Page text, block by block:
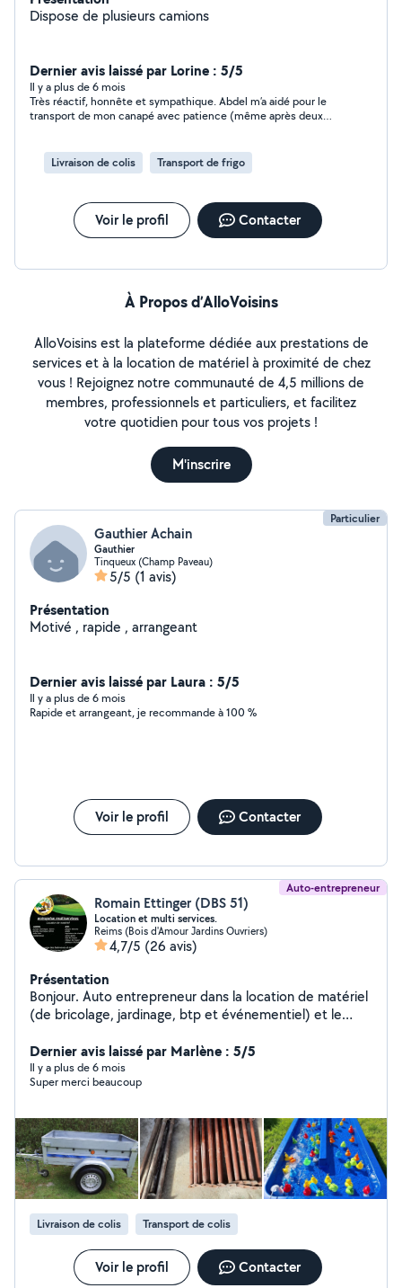
Dispose de plusieurs camions
Dernier avis laissé par Lorine : 5/5
Il y a plus de 6 mois
Très réactif, honnête et sympathique. Abdel m’a aidé pour le
transport de mon canapé avec patience (même après deux
Livraison de colis
Transport de frigo
Voir le profil Contacter
À Propos d’AlloVoisins
AlloVoisins est la plateforme dédiée aux prestations de
services et à la location de matériel à proximité de chez
vous ! Rejoignez notre communauté de 4,5 millions de
membres, professionnels et particuliers, et facilitez
votre quotidien pour tous vos projets !
M'inscrire
Particulier
Gauthier Achain
Gauthier
Tinqueux (Champ Paveau)
5/5 (1 avis)
Présentation
Motivé , rapide , arrangeant
Dernier avis laissé par Laura : 5/5
Il y a plus de 6 mois
Rapide et arrangeant, je recommande à 100 %
Voir le profil Contacter
Auto-entrepreneur
Romain Ettinger (DBS 51)
Location et multi services.
Reims (Bois d'Amour Jardins Ouvriers)
4,7/5 (26 avis)
Présentation
Bonjour. Auto entrepreneur dans la location de matériel
(de bricolage, jardinage, btp et événementiel) et le
Dernier avis laissé par Marlène : 5/5
Il y a plus de 6 mois
Super merci beaucoup
Livraison de colis Transport de colis
Voir le profil Contacter